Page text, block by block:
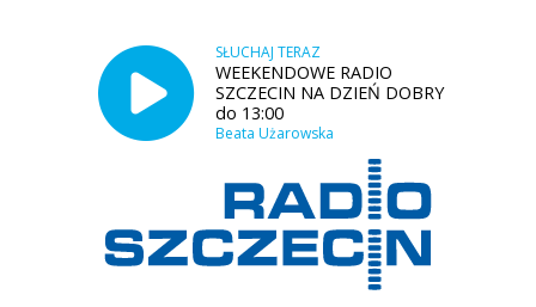
SŁUCHAJ TERAZ
WEEKENDOWE RADIO
SZCZECIN NA DZIEŃ DOBRY
do 13:00
Beata Użarowska